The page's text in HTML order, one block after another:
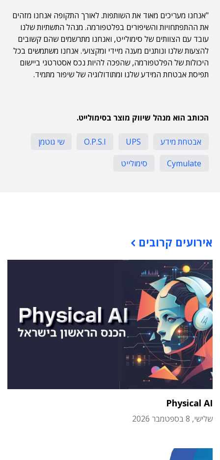
"אנחנו מעריכים מאוד את השותפות. לאורך התקופה אנחנו מזהים
את ההתפתחויות והשיפורים בפלטפורמה. מנהל התשתיות שלנו
עובד עם הצוותים של סימולייט, ואנחנו מתרשמים שהם קשובים
להצעות שלנו ונותנים מענה מיידי ומקצועי. אנחנו משתמשים בכל
היכולות של הפלטפורמה, שהפכה להיות נכס אסטרטגי ביישום
תפיסת אבטחת המידע שלנו ומתודולוגיה של שיפור מתמיד.
הכותב הוא מנהל שיווק מוצר בסימולייט.
אבטחת מידע UPS
O.P.S.I
שי גוטמן
Cymulate
סימולייט
אירועים קרובים
Physical AI
שלישי, 8 בספטמבר 2026